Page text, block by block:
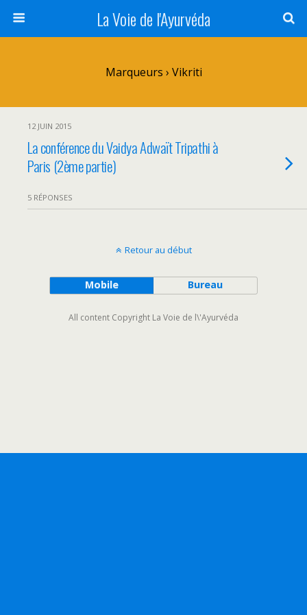
La Voie de l'Ayurvéda
Marqueurs › Vikriti
12 JUIN 2015
La conférence du Vaidya Adwaït Tripathi à
Paris (2ème partie)
5 RÉPONSES
Retour au début
Mobile Bureau
All content Copyright La Voie de l\'Ayurvéda